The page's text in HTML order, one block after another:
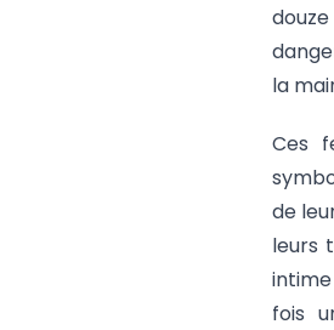
la
Ces
de
leurs
fois